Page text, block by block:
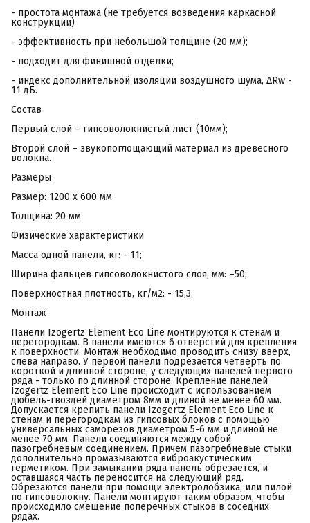
- простота монтажа (не требуется возведения каркасной
конструкции)
- эффективность при небольшой толщине (20 мм);
- подходит для финишной отделки;
- индекс дополнительной изоляции воздушного шума, ΔRw -
11 дБ.
Состав
Первый слой – гипсоволокнистый лист (10мм);
Второй слой – звукопоглощающий материал из древесного
волокна.
Размеры
Размер: 1200 х 600 мм
Толщина: 20 мм
Физические характеристики
Масса одной панели, кг: - 11;
Ширина фальцев гипсоволокнистого слоя, мм: –50;
Поверхностная плотность, кг/м2: - 15,3.
Монтаж
Панели Izogertz Element Eco Line монтируются к стенам и
перегородкам. В панели имеются 6 отверстий для крепления
к поверхности. Монтаж необходимо проводить снизу вверх,
слева направо. У первой панели подрезается четверть по
короткой и длинной стороне, у следующих панелей первого
ряда - только по длинной стороне. Крепление панелей
Izogertz Element Eco Line происходит с использованием
дюбель-гвоздей диаметром 8мм и длиной не менее 60 мм.
Допускается крепить панели Izogertz Element Eco Line к
стенам и перегородкам из гипсовых блоков с помощью
универсальных саморезов диаметром 5-6 мм и длиной не
менее 70 мм. Панели соединяются между собой
пазогребневым соединением. Причем пазогребневые стыки
дополнительно промазываются виброакустическим
герметиком. При замыкании ряда панель обрезается, и
оставшаяся часть переносится на следующий ряд.
Обрезаются панели при помощи электролобзика, или пилой
по гипсоволокну. Панели монтируют таким образом, чтобы
происходило смещение поперечных стыков в соседних
рядах.